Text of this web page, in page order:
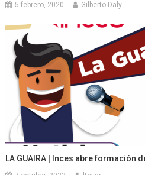
5 febrero, 2020 Gilberto Daly
LA GUAIRA | Inces abre formación